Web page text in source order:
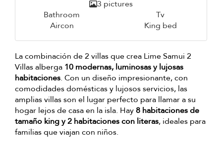
3 pictures
Bathroom
Tv
Aircon
King bed
La combinación de 2 villas que crea Lime Samui 2
Villas alberga 10 modernas, luminosas y lujosas
habitaciones. Con un diseño impresionante, con
comodidades domésticas y lujosos servicios, las
amplias villas son el lugar perfecto para llamar a su
hogar lejos de casa en la isla. Hay8 habitaciones de
tamaño king y 2 habitaciones con literas, ideales para
familias que viajan con niños.